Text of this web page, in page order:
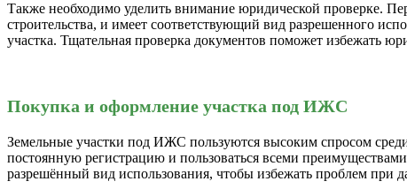
Также необходимо уделить внимание юридической проверке.
строительства, и имеет соответствующий вид разрешенного
участка. Тщательная проверка документов поможет избежать
Покупка и оформление участка под ИЖС
Земельные участки под ИЖС пользуются высоким спросом
постоянную регистрацию и пользоваться всеми
разрешённый вид использования, чтобы избежать проблем при